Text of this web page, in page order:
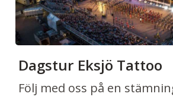
Dagstur Eksjö Tattoo
Följ med oss på en